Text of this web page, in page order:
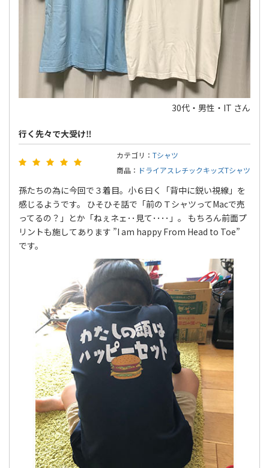
30代・男性・IT さん
行く先々で大受け‼
カテゴリ： Tシャツ
商品： ドライアスレチックキッズTシャツ
孫たちの為に今回で３着目。小６曰く「背中に鋭い視線」を
感じるようです。 ひそひそ話で「前のＴシャツってMacで売
ってるの？」とか「ねぇネェ･･見て････」。 もちろん前面プ
リントも施してあります ”I am happy From Head to Toe”
です。